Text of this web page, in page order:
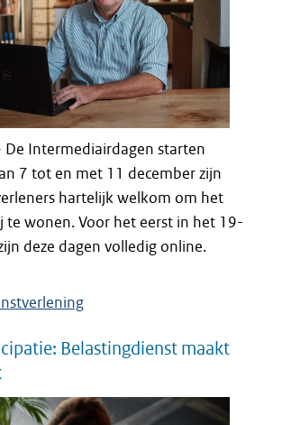
De Intermediairdagen starten
7 tot en met 11 december zijn
hartelijk welkom om het
te wonen. Voor het eerst in het 19-
deze dagen volledig online.
Belastingdienst maakt